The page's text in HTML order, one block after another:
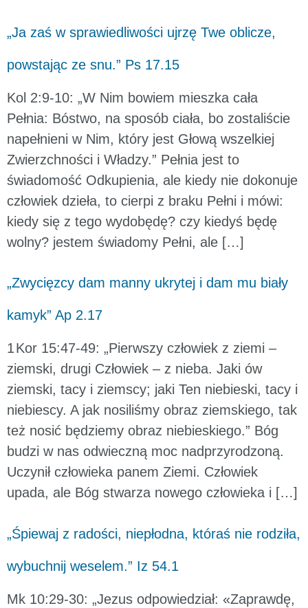
„Ja zaś w sprawiedliwości ujrzę Twe oblicze,
powstając ze snu.” Ps 17.15
Kol 2:9-10: „W Nim bowiem mieszka cała
Pełnia: Bóstwo, na sposób ciała, bo zostaliście
napełnieni w Nim, który jest Głową wszelkiej
Zwierzchności i Władzy.” Pełnia jest to
świadomość Odkupienia, ale kiedy nie dokonuje
człowiek dzieła, to cierpi z braku Pełni i mówi:
kiedy się z tego wydobędę? czy kiedyś będę
wolny? jestem świadomy Pełni, ale […]
„Zwycięzcy dam manny ukrytej i dam mu biały
kamyk” Ap 2.17
1 Kor 15:47-49: „Pierwszy człowiek z ziemi –
ziemski, drugi Człowiek – z nieba. Jaki ów
ziemski, tacy i ziemscy; jaki Ten niebieski, tacy i
niebiescy. A jak nosiliśmy obraz ziemskiego, tak
też nosić będziemy obraz niebieskiego.” Bóg
budzi w nas odwieczną moc nadprzyrodzoną.
Uczynił człowieka panem Ziemi. Człowiek
upada, ale Bóg stwarza nowego człowieka i […]
„Śpiewaj z radości, niepłodna, któraś nie rodziła,
wybuchnij weselem.” Iz 54.1
Mk 10:29-30: „Jezus odpowiedział: «Zaprawdę,